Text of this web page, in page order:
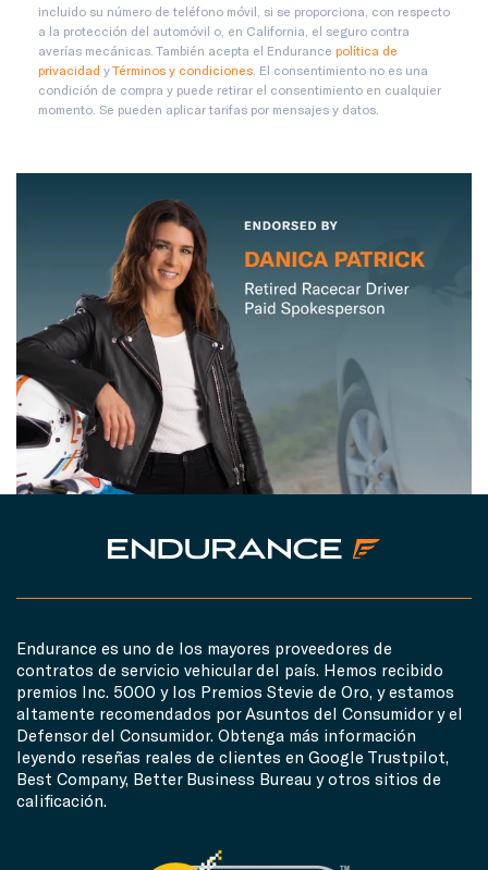
incluido su número de teléfono móvil, si se proporciona, con respecto
a la protección del automóvil o, en California, el seguro contra
averías mecánicas. También acepta el Endurance política de
privacidad yTérminos y condiciones . El consentimiento no es una
condición de compra y puede retirar el consentimiento en cualquier
momento. Se pueden aplicar tarifas por mensajes y datos.
Endurance es uno de los mayores proveedores de
contratos de servicio vehicular del país. Hemos recibido
premios Inc. 5000 y los Premios Stevie de Oro, y estamos
altamente recomendados por Asuntos del Consumidor y el
Defensor del Consumidor. Obtenga más información
leyendo reseñas reales de clientes en Google Trustpilot,
Best Company, Better Business Bureau y otros sitios de
calificación.